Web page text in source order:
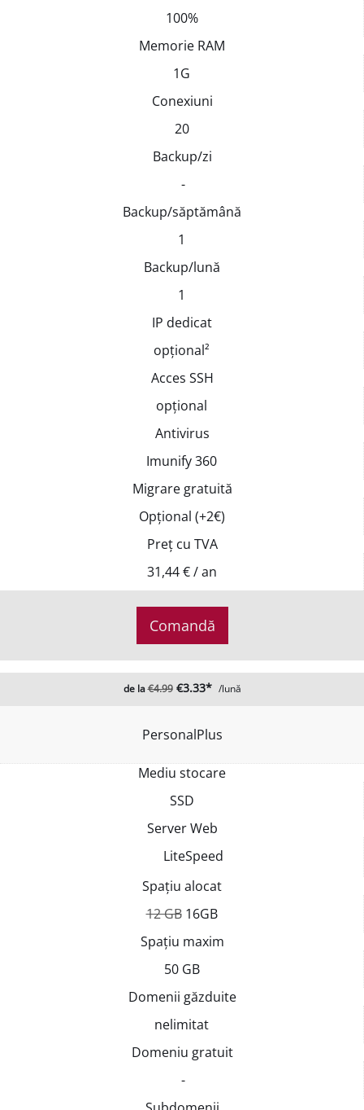
100%
Memorie RAM
1G
Conexiuni
20
Backup/zi
-
Backup/săptămână
1
Backup/lună
1
IP dedicat
opțional²
Acces SSH
opțional
Antivirus
Imunify 360
Migrare gratuită
Opțional (+2€)
Preț cu TVA
31,44 € / an
Comandă
de la€4.99€3.33* /lună
PersonalPlus
Mediu stocare
SSD
Server Web
LiteSpeed
Spațiu alocat
12 GB16GB
Spațiu maxim
50 GB
Domenii găzduite
nelimitat
Domeniu gratuit
-